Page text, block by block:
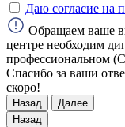
Даю согласие на
Обращаем ваше
центре необходим
профессиональном
Спасибо за ваши
скоро!
Назад
Далее
Назад